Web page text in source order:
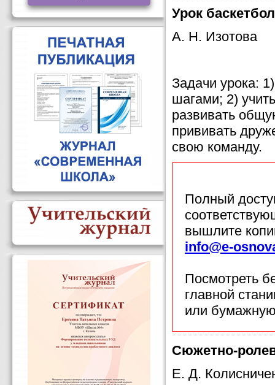
Урок
А. Н. Изотова
Задачи урока:
шагами; 2)
развивать
прививать
свою команду.
Полный
вышлите
info@e-
Посмотреть
главной
или
Сюжетно-
Е. Д.